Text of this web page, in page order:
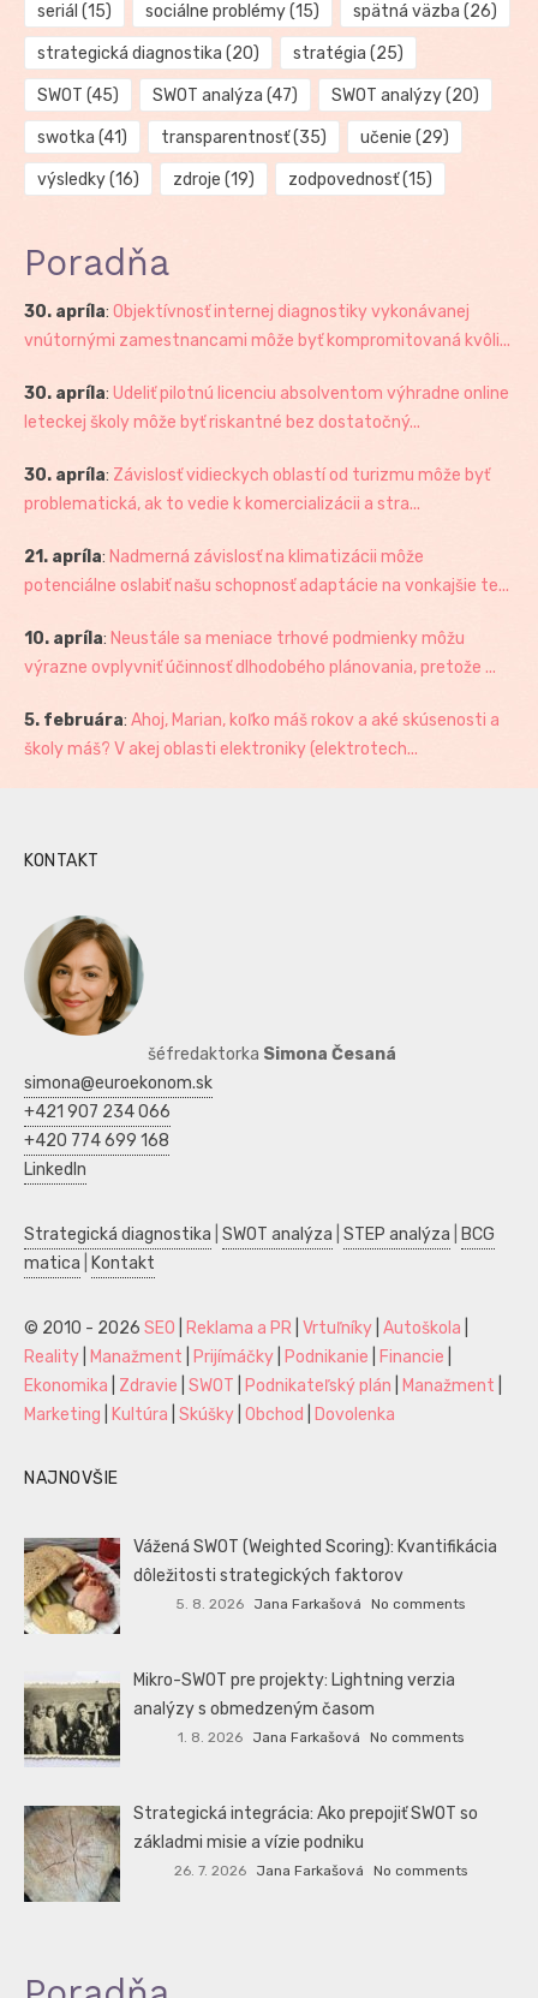
seriál (15) sociálne problémy(15) spätná väzba (26)
strategická diagnostika (20) stratégia (25)
SWOT (45) SWOT analýza (47) SWOT analýzy(20)
swotka (41) transparentnosť(35) učenie (29)
výsledky(16) zdroje (19) zodpovednosť(15)
Poradňa
30. apríla: Objektívnosť internej diagnostiky vykonávanej
vnútornými zamestnancami môže byť kompromitovaná kvôli...
30. apríla: Udeliť pilotnú licenciu absolventom výhradne online
leteckej školy môže byť riskantné bez dostatočný...
30. apríla: Závislosť vidieckych oblastí od turizmu môže byť
problematická, ak to vedie k komercializácii a stra...
21. apríla: Nadmerná závislosť na klimatizácii môže
potenciálne oslabiť našu schopnosť adaptácie na vonkajšie te...
10. apríla: Neustále sa meniace trhové podmienky môžu
výrazne ovplyvniť účinnosť dlhodobého plánovania, pretože ...
5. februára: Ahoj, Marian, koľko máš rokov a aké skúsenosti a
školy máš? V akej oblasti elektroniky (elektrotech...
KONTAKT
šéfredaktorka Simona Česaná
simona@euroekonom.sk
+421 907 234 066
+420 774 699 168
LinkedIn
Strategická diagnostika SWOT analýza STEP analýza
BCG
matica
Kontakt
© 2010 - 2026 SEO Reklama a PR Vrtuľníky Autoškola
Reality
Manažment Prijímáčky Podnikanie Financie
Ekonomika
Zdravie SWOT Podnikateľský plán Manažment
Marketing
Kultúra Skúšky Obchod Dovolenka
NAJNOVŠIE
Vážená SWOT (Weighted Scoring): Kvantifikácia
dôležitosti strategických faktorov
5. 8. 2026 Jana Farkašová No comments
Mikro-SWOT pre projekty: Lightning verzia
analýzy s obmedzeným časom
1. 8. 2026 Jana Farkašová No comments
Strategická integrácia: Ako prepojiť SWOT so
základmi misie a vízie podniku
26. 7. 2026 Jana Farkašová No comments